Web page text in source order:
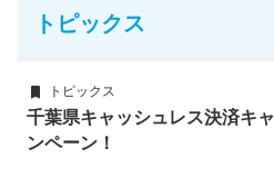
トピックス
トピックス
千葉県キャッシュレス決済キャ
ンペーン！